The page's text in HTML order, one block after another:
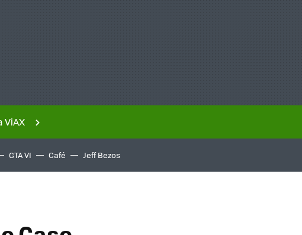
ViAX
GTA VI Café Jeff Bezos